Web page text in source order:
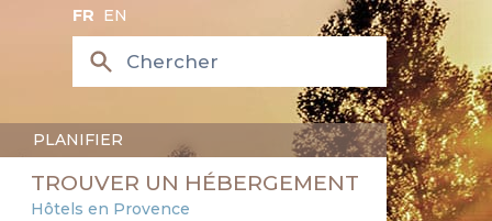
FR EN
PLANIFIER
TROUVER UN HÉBERGEMENT
Hôtels en Provence